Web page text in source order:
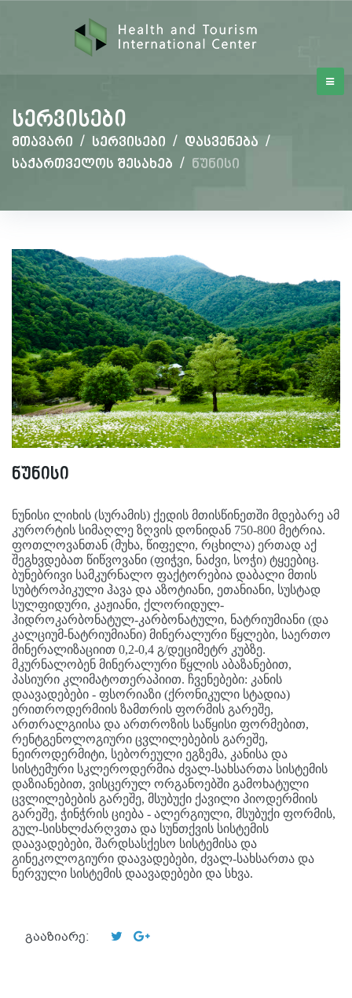
სერვისები
მთავარი / სერვისები / დასვენება /
საქართველოს შესახებ / ნუნისი
ნუნისი
ნუნისი ლიხის (სურამის) ქედის მთისწინეთში მდებარე ამ
კურორტის სიმაღლე ზღვის დონიდან 750-800 მეტრია.
ფოთლოვანთან (მუხა, წიფელი, რცხილა) ერთად აქ
შეგხვდებათ წიწვოვანი (ფიჭვი, ნაძვი, სოჭი) ტყეებიც.
ბუნებრივი სამკურნალო ფაქტორებია დაბალი მთის
სუბტროპიკული ჰავა და აზოტიანი, ეთანიანი, სუსტად
სულფიდური, კაჟიანი, ქლორიდულ-
ჰიდროკარბონატულ-კარბონატული, ნატრიუმიანი (და
კალციუმ-ნატრიუმიანი) მინერალური წყლები, საერთო
მინერალიზაციით 0,2-0,4 გ/დეციმეტრ კუბზე.
მკურნალობენ მინერალური წყლის აბაზანებით,
პასიური კლიმატოთერაპიით. ჩვენებები: კანის
დაავადებები - ფსორიაზი (ქრონიკული სტადია)
ერითროდერმიის ზამთრის ფორმის გარეშე,
ართრალგიისა და ართროზის საწყისი ფორმებით,
რენტგენოლოგიური ცვლილებების გარეშე,
ნეიროდერმიტი, სებორეული ეგზემა, კანისა და
სისტემური სკლეროდერმია ძვალ-სახსართა სისტემის
დაზიანებით, ვისცერულ ორგანოებში გამოხატული
ცვლილებების გარეშე, მსუბუქი ქავილი პიოდერმიის
გარეშე, ჭინჭრის ციება - ალერგიული, მსუბუქი ფორმის,
გულ-სისხლძარღვთა და სუნთქვის სისტემის
დაავადებები, შარდსასქესო სისტემისა და
გინეკოლოგიური დაავადებები, ძვალ-სახსართა და
ნერვული სისტემის დაავადებები და სხვა.
გააზიარე: